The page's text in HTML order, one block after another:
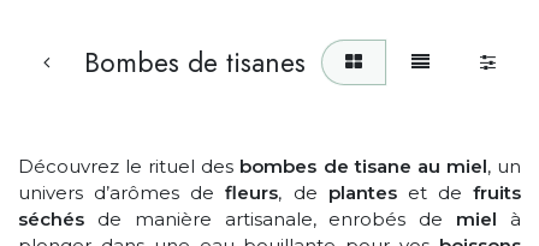
Bombes de tisanes
Découvrez le rituel des bombes de tisane au miel, un
univers d’arômes defleurs, de planteset de fruits
séchés de manière artisanale, enrobés de miel à